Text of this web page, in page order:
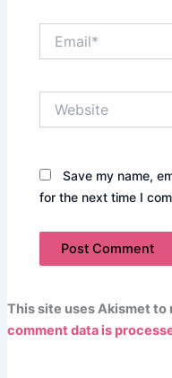
Save my name,
for the next time I
This site uses Akismet to
comment data is